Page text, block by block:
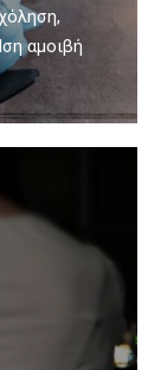
αμοιβή